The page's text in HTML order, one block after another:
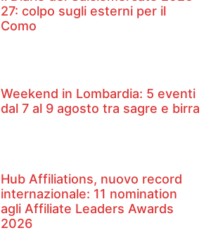
27: colpo sugli esterni per il
Como
Weekend in Lombardia: 5 eventi
dal 7 al 9 agosto tra sagre e birra
Hub Affiliations, nuovo record
internazionale: 11 nomination
agli Affiliate Leaders Awards
2026